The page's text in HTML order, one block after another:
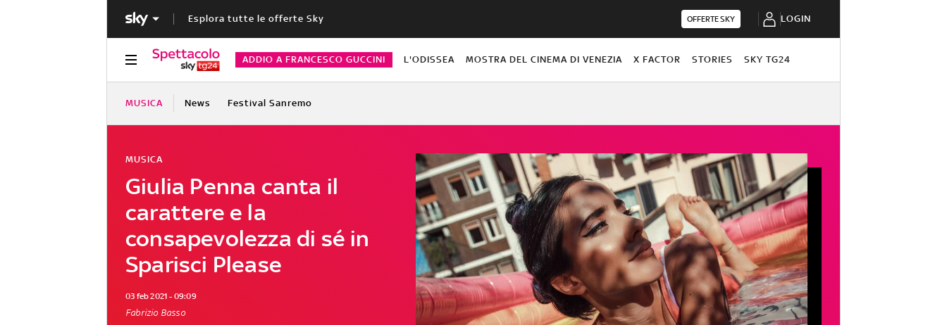
Esplora tutte le offerte Sky OFFERTE SKY LOGIN
ADDIO A FRANCESCO GUCCINI L'ODISSEA MOSTRA DEL CINEMA DI VENEZIA X FACTOR STORIES SKY TG24
MUSICA News Festival Sanremo
Giulia Penna canta il
carattere e la
consapevolezza di sé in
Sparisci Please
MUSICA
03 feb 2021 - 09:09
Fabrizio Basso